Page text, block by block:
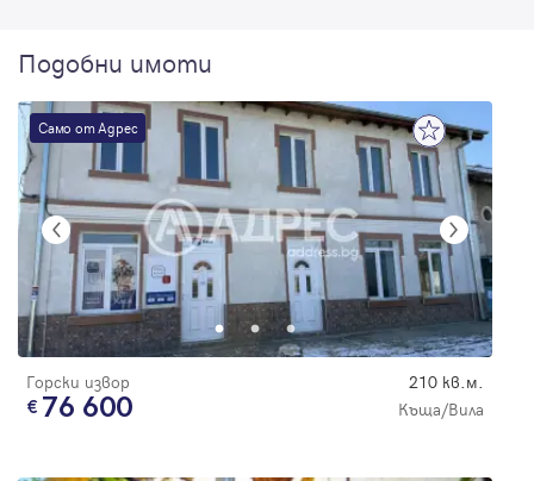
Подобни имоти
Само от Адрес
Горски извор 210 кв.м.
76 600 Къща/Вила